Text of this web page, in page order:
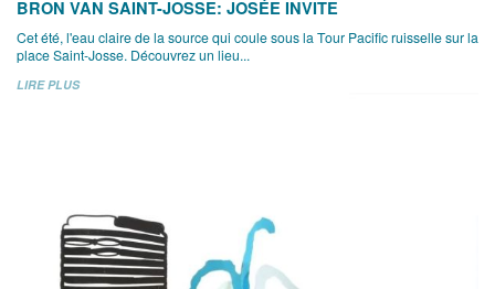
BRON VAN SAINT-JOSSE: JOSÉE INVITE
Cet été, l'eau claire de la source qui coule sous la Tour Pacific ruisselle sur la
place Saint-Josse. Découvrez un lieu...
LIRE PLUS